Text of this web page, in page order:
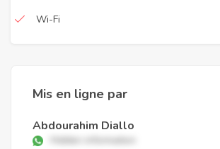
Wi-Fi
Mis en ligne par
Abdourahim Diallo